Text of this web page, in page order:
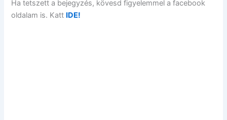
Ha tetszett a bejegyzés, kövesd figyelemmel a facebook
oldalam is. Katt IDE!